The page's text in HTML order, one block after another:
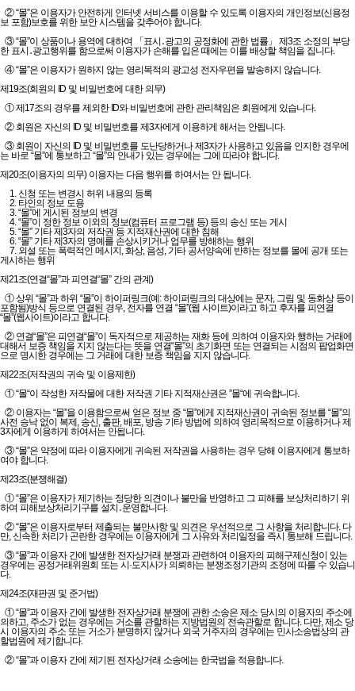
② “몰”은 이용자가 안전하게 인터넷 서비스를 이용할 수 있도록 이용자의 개인정보(신용정
보 포함)보호를 위한 보안 시스템을 갖추어야 합니다.
③ “몰”이 상품이나 용역에 대하여 「표시․광고의 공정화에 관한 법률」 제3조 소정의 부당
한 표시․광고행위를 함으로써 이용자가 손해를 입은 때에는 이를 배상할 책임을 집니다.
④ “몰”은 이용자가 원하지 않는 영리목적의 광고성 전자우편을 발송하지 않습니다.
제19조(회원의 ID 및 비밀번호에 대한 의무)
① 제17조의 경우를 제외한 ID와 비밀번호에 관한 관리책임은 회원에게 있습니다.
② 회원은 자신의 ID 및 비밀번호를 제3자에게 이용하게 해서는 안됩니다.
③ 회원이 자신의 ID 및 비밀번호를 도난당하거나 제3자가 사용하고 있음을 인지한 경우에
는 바로 “몰”에 통보하고 “몰”의 안내가 있는 경우에는 그에 따라야 합니다.
제20조(이용자의 의무) 이용자는 다음 행위를 하여서는 안 됩니다.
1. 신청 또는 변경시 허위 내용의 등록
2. 타인의 정보 도용
3. “몰”에 게시된 정보의 변경
4. “몰”이 정한 정보 이외의 정보(컴퓨터 프로그램 등) 등의 송신 또는 게시
5. “몰” 기타 제3자의 저작권 등 지적재산권에 대한 침해
6. “몰” 기타 제3자의 명예를 손상시키거나 업무를 방해하는 행위
7. 외설 또는 폭력적인 메시지, 화상, 음성, 기타 공서양속에 반하는 정보를 몰에 공개 또는
게시하는 행위
제21조(연결“몰”과 피연결“몰” 간의 관계)
① 상위 “몰”과 하위 “몰”이 하이퍼링크(예: 하이퍼링크의 대상에는 문자, 그림 및 동화상 등이
포함됨)방식 등으로 연결된 경우, 전자를 연결 “몰”(웹 사이트)이라고 하고 후자를 피연결
“몰”(웹사이트)이라고 합니다.
② 연결“몰”은 피연결“몰”이 독자적으로 제공하는 재화 등에 의하여 이용자와 행하는 거래에
대해서 보증 책임을 지지 않는다는 뜻을 연결“몰”의 초기화면 또는 연결되는 시점의 팝업화면
으로 명시한 경우에는 그 거래에 대한 보증 책임을 지지 않습니다.
제22조(저작권의 귀속 및 이용제한)
① “몰“이 작성한 저작물에 대한 저작권 기타 지적재산권은 ”몰“에 귀속합니다.
② 이용자는 “몰”을 이용함으로써 얻은 정보 중 “몰”에게 지적재산권이 귀속된 정보를 “몰”의
사전 승낙 없이 복제, 송신, 출판, 배포, 방송 기타 방법에 의하여 영리목적으로 이용하거나 제
3자에게 이용하게 하여서는 안됩니다.
③ “몰”은 약정에 따라 이용자에게 귀속된 저작권을 사용하는 경우 당해 이용자에게 통보하
여야 합니다.
제23조(분쟁해결)
① “몰”은 이용자가 제기하는 정당한 의견이나 불만을 반영하고 그 피해를 보상처리하기 위
하여 피해보상처리기구를 설치․운영합니다.
② “몰”은 이용자로부터 제출되는 불만사항 및 의견은 우선적으로 그 사항을 처리합니다. 다
만, 신속한 처리가 곤란한 경우에는 이용자에게 그 사유와 처리일정을 즉시 통보해 드립니다.
③ “몰”과 이용자 간에 발생한 전자상거래 분쟁과 관련하여 이용자의 피해구제신청이 있는
경우에는 공정거래위원회 또는 시·도지사가 의뢰하는 분쟁조정기관의 조정에 따를 수 있습니
다.
제24조(재판권 및 준거법)
① “몰”과 이용자 간에 발생한 전자상거래 분쟁에 관한 소송은 제소 당시의 이용자의 주소에
의하고, 주소가 없는 경우에는 거소를 관할하는 지방법원의 전속관할로 합니다. 다만, 제소 당
시 이용자의 주소 또는 거소가 분명하지 않거나 외국 거주자의 경우에는 민사소송법상의 관
할법원에 제기합니다.
② “몰”과 이용자 간에 제기된 전자상거래 소송에는 한국법을 적용합니다.